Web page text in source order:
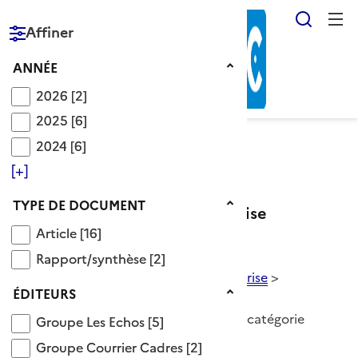
FRANÇAISE
Voir le fil d’Ariane
Affiner
Année
ANNÉE
20262026 [2]
20252025 [6]
20242024 [6]
[+]
Type de document
TYPE DE DOCUMENT
ArticleArticle [16]
Rapport/synthèse
Rapport/synthèse [2]
Éditeurs
ÉDITEURS
Groupe Les Echos
Groupe Les Echos [5]
Groupe Courrier Cadres
Groupe Courrier Cadres [2]
Catégorie culture de l'entreprise
Descripteurs OnisepDoc
entreprise>
culture de l'entreprise
18 Documents disponibles dans cette catégorie